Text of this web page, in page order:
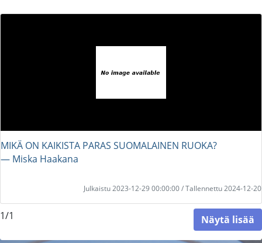
MIKÄ ON KAIKISTA PARAS SUOMALAINEN RUOKA?
― Miska Haakana
Julkaistu 2023-12-29 00:00:00 / Tallennettu 2024-12-20
1/1 Näytä lisää